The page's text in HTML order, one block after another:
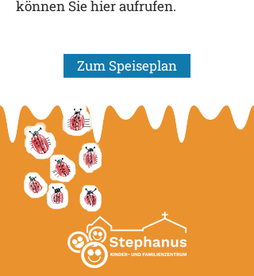
können Sie hier aufrufen.
Zum Speiseplan